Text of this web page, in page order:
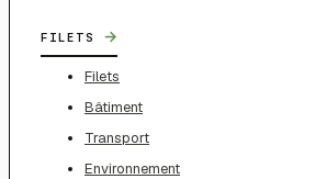
FILETS →
Filets
Bâtiment
Transport
Environnement